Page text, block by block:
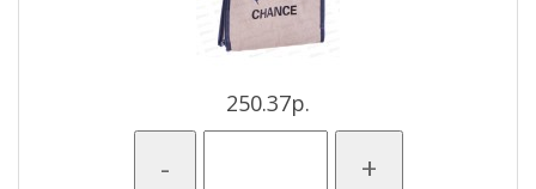
250.37р.
- +